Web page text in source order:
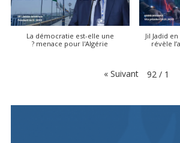
La démocratie est-elle une
menace pour l'Algérie ?
Jil Jadid
révèle
1
/
92
Suivant
»